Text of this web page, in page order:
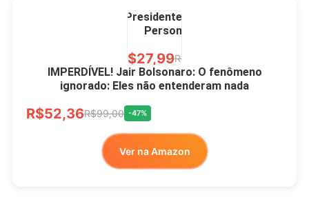
Presidente Porcelana
Personalizada
R$27,99R$49,00
IMPERDÍVEL! Jair Bolsonaro: O fenômeno
ignorado: Eles não entenderam nada
R$52,36R$99,00 -47%
Ver na Amazon